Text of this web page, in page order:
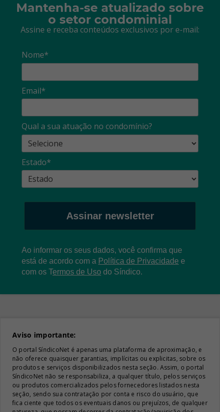
Mantenha-se atualizado sobre
o setor condominial
Assine e receba conteúdos exclusivos por e-mail:
Nome*
Email*
Qual a sua atuação no condomínio?
Estado*
Assinar newsletter
Ao informar os seus dados, você confirma que
está de acordo com a Política de Privacidade e
com os Termos de Uso do Síndico.
Aviso importante:
O portal SíndicoNet é apenas uma plataforma de aproximação, e
não oferece quaisquer garantias, implícitas ou explicitas, sobre os
produtos e serviços disponibilizados nesta seção. Assim, o portal
SíndicoNet não se responsabiliza, a qualquer título, pelos serviços
ou produtos comercializados pelos fornecedores listados nesta
seção, sendo sua contratação por conta e risco do usuário, que
fica ciente que todos os eventuais danos ou prejuízos, de qualquer